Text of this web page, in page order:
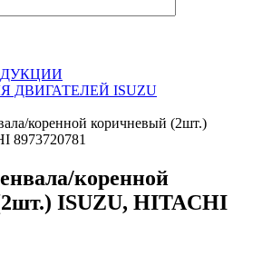
ДВИГАТЕЛЕЙ ISUZU
коренной коричневый (2шт.)
8973720781
коренной
ISUZU, HITACHI